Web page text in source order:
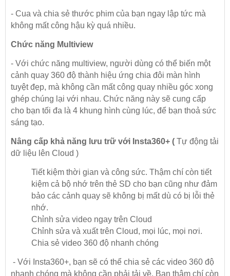
- Cua và chia sẻ thước phim của bạn ngay lập tức mà
không mất công hậu kỳ quá nhiều.
Chức năng Multiview
- Với chức năng multiview, người dùng có thể biến một
cảnh quay 360 độ thành hiệu ứng chia đôi màn hình
tuyệt đẹp, mà không cần mất công quay nhiều góc xong
ghép chúng lại với nhau. Chức năng này sẽ cung cấp
cho bạn tối đa là 4 khung hình cùng lúc, để bạn thoả sức
sáng tạo.
Nâng cấp khả năng lưu trữ với Insta360+ ( Tự động tải
dữ liệu lên Cloud )
Tiết kiệm thời gian và công sức. Thậm chí còn tiết
kiệm cả bộ nhớ trên thẻ SD cho bạn cũng như đảm
bảo các cảnh quay sẽ không bị mất dù có bị lỗi thẻ
nhớ.
Chỉnh sửa video ngay trên Cloud
Chỉnh sửa và xuất trên Cloud, mọi lúc, mọi nơi.
Chia sẻ video 360 độ nhanh chóng
- Với Insta360+, bạn sẽ có thể chia sẻ các video 360 độ
nhanh chóng mà không cần phải tải về. Bạn thậm chí còn